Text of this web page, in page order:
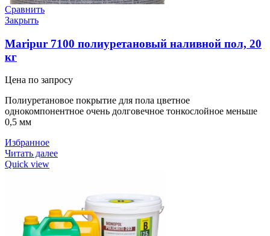
Сравнить
Закрыть
Maripur 7100 полиуретановый наливной пол, 20
кг
Цена по запросу
Полиуретановое покрытие для пола цветное
однокомпонентное очень долговечное тонкослойное меньше
0,5 мм
Избранное
Читать далее
Quick view